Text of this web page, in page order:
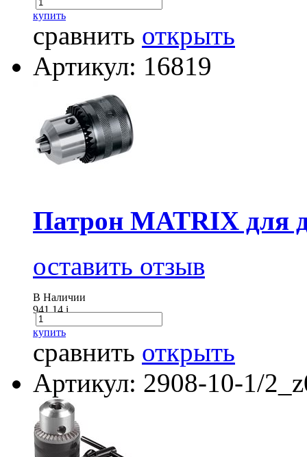
купить
сравнить открыть
Артикул: 16819
Патрон MATRIX для
оставить отзыв
В Наличии
941.14i
купить
сравнить открыть
Артикул: 2908-10-1/